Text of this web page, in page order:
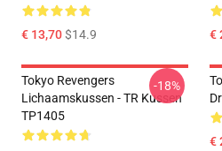
€ 13,70$14.9 €
Tokyo Revengers
Lichaamskussen - TR Kussen
TP1405
-18%
€